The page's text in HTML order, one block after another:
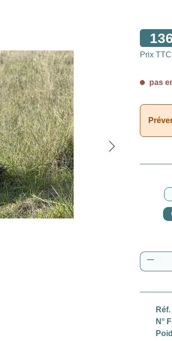
Prix TTC
pas
N°